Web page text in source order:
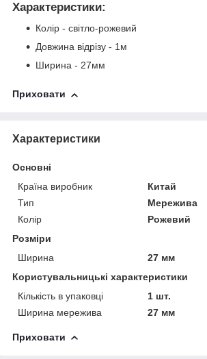
Характеристики:
Колір - світло-рожевий
Довжина відрізу - 1м
Ширина - 27мм
Приховати
Характеристики
Основні
Країна виробник
Китай
Тип
Мережива
Колір
Рожевий
Розміри
Ширина
27 мм
Користувальницькі характеристики
Кількість в упаковці
1 шт.
Ширина мережива
27 мм
Приховати